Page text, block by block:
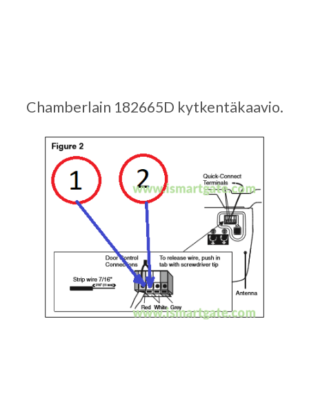
Chamberlain 182665D kytkentäkaavio.